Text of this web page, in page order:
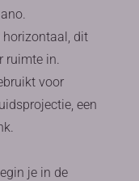
horizontaal, dit
ruimte in.
voor
een
je in de